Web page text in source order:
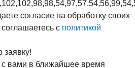
согласие на обработку своих
с политикой
заявку!
вами в ближайшее время